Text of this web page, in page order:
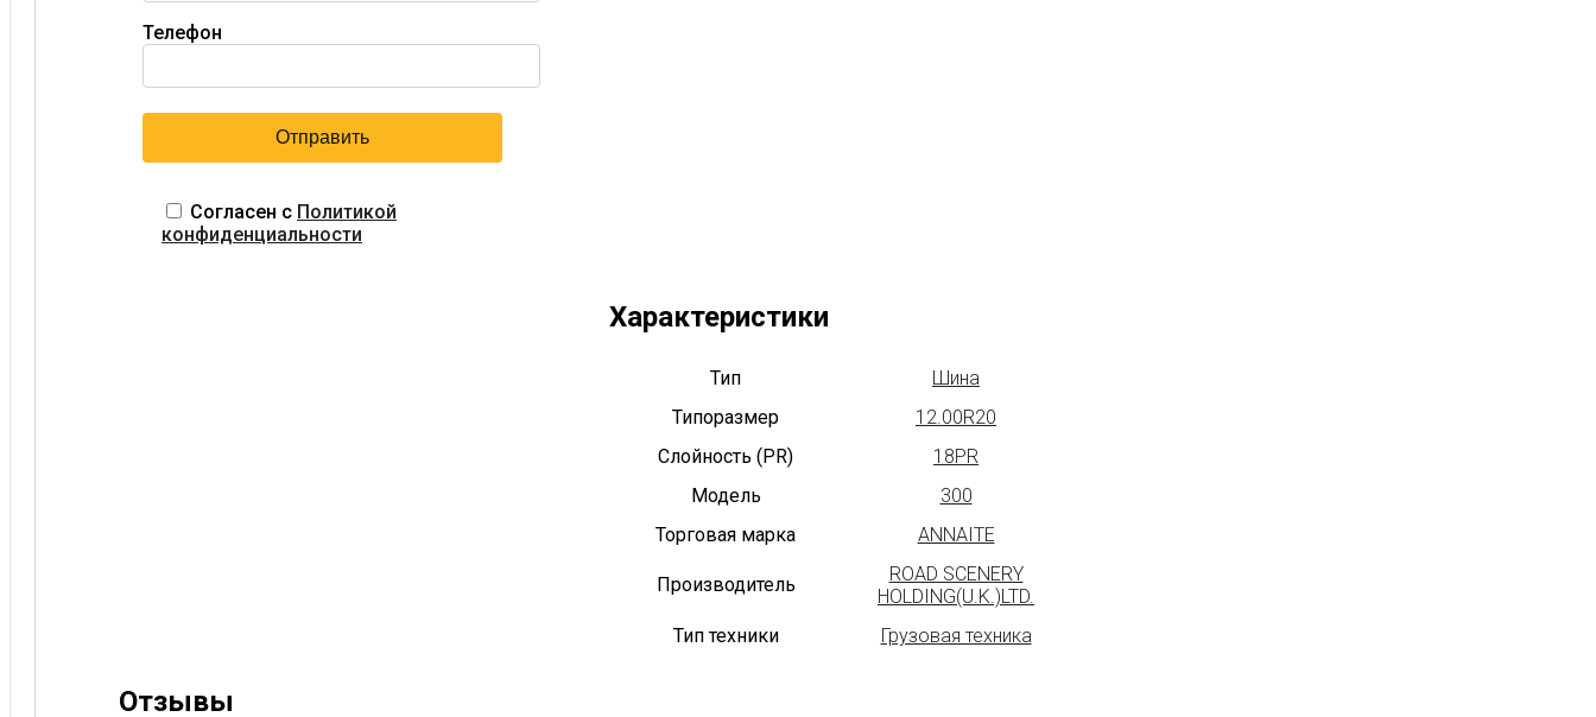
Телефон
Согласен с Политикой
конфиденциальности
Характеристики
Тип
Шина
Типоразмер
12.00R20
Слойность (PR)
18PR
Модель
300
Торговая марка
ANNAITE
Производитель
ROAD SCENERY
HOLDING(U.K.)LTD.
Тип техники
Грузовая техника
Отзывы